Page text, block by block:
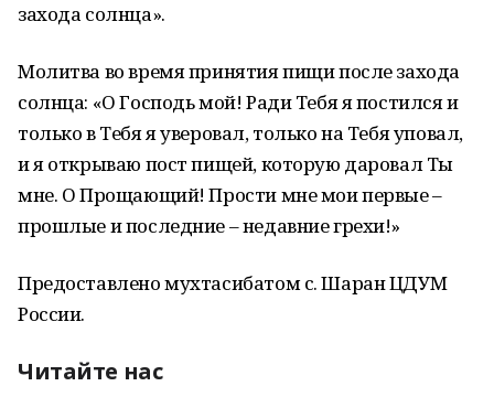
захода солнца».
Молитва во время принятия пищи после захода
солнца: «О Господь мой! Ради Тебя я постился и
только в Тебя я уверовал, только на Тебя уповал,
и я открываю пост пищей, которую даровал Ты
мне. О Прощающий! Прости мне мои первые –
прошлые и последние – недавние грехи!»
Предоставлено мухтасибатом с. Шаран ЦДУМ
России.
Читайте нас